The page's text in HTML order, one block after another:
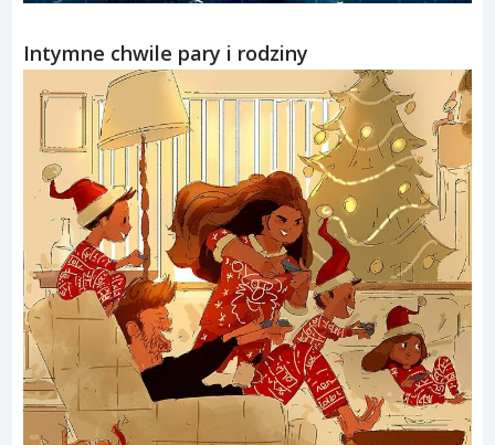
Intymne chwile pary i rodziny